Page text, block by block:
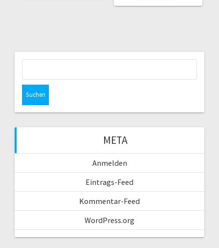
META
Anmelden
Eintrags-Feed
Kommentar-Feed
WordPress.org